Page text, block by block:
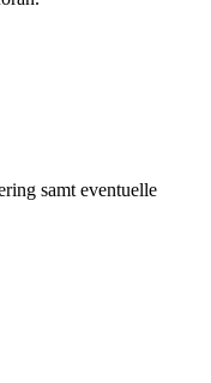
samt eventuelle